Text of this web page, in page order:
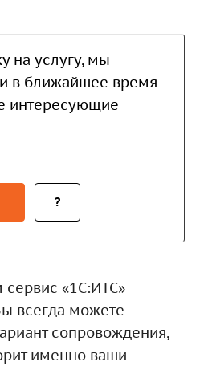
на услугу, мы
в ближайшее время
интересующие
?
«1С:ИТС»
всегда можете
сопровождения,
именно ваши